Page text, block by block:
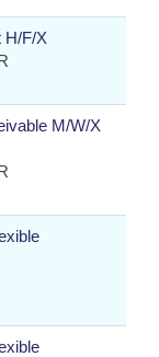
H/F/X
M/W/X